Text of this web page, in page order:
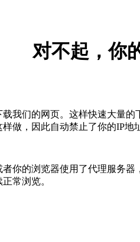
对不起，你
我们的网页。这样快速大量
做，因此自动禁止了你的IP
你的浏览器使用了代理服务
常浏览。